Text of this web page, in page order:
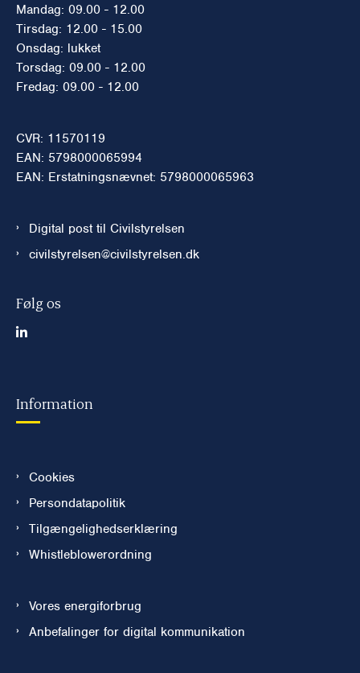
Mandag: 09.00 - 12.00
Tirsdag: 12.00 - 15.00
Onsdag: lukket
Torsdag: 09.00 - 12.00
Fredag: 09.00 - 12.00
CVR: 11570119
EAN: 5798000065994
EAN: Erstatningsnævnet: 5798000065963
Digital post til Civilstyrelsen
civilstyrelsen@civilstyrelsen.dk
Følg os
Information
Cookies
Persondatapolitik
Tilgængelighedserklæring
Whistleblowerordning
Vores energiforbrug
Anbefalinger for digital kommunikation